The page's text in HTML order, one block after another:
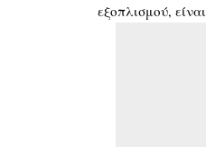
εξοπλισμού,